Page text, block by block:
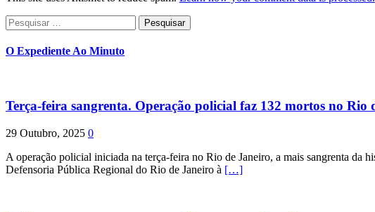
Pesquisar
por:
O Expediente Ao Minuto
Terça-feira sangrenta. Operação policial faz 132 mortos no Rio
29 Outubro, 2025 0
A operação policial iniciada na terça-feira no Rio de Janeiro, a mais sangrenta da
Defensoria Pública Regional do Rio de Janeiro à […]